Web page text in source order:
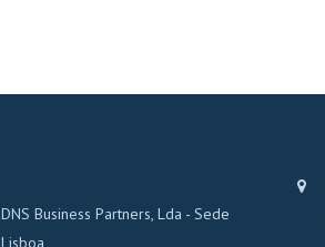
DNS Business Partners, Lda - Sede
Lisboa